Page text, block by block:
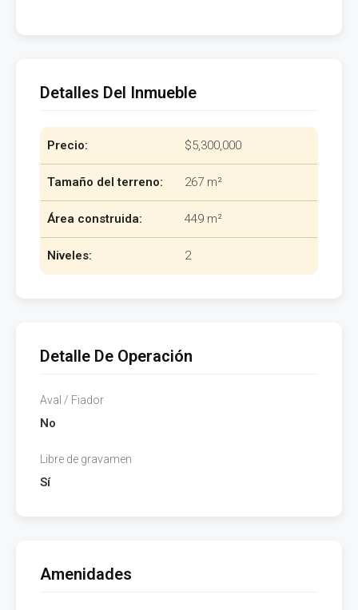
Detalles Del Inmueble
Precio: $5,300,000
Tamaño del terreno: 267 m²
Área construida: 449 m²
Niveles: 2
Detalle De Operación
Aval / Fiador
No
Libre de gravamen
Sí
Amenidades